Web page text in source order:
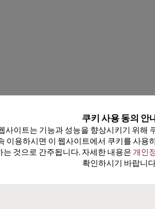
요
쿠키 사용 동의 안
사이트는 기능과 성능을 향상시키기 위해
이용하시면 이 웹사이트에서 쿠키를 사용
는 것으로 간주됩니다. 자세한 내용은 개인
확인하시기 바랍니